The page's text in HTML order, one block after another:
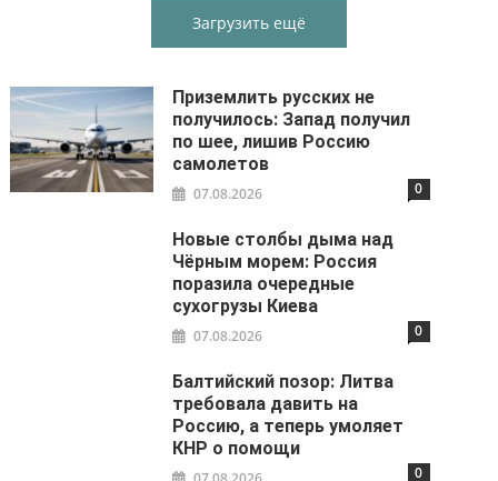
Загрузить ещё
Приземлить русских не
получилось: Запад получил
по шее, лишив Россию
самолетов
07.08.2026 0
Новые столбы дыма над
Чёрным морем: Россия
поразила очередные
сухогрузы Киева
07.08.2026 0
Балтийский позор: Литва
требовала давить на
Россию, а теперь умоляет
КНР о помощи
0